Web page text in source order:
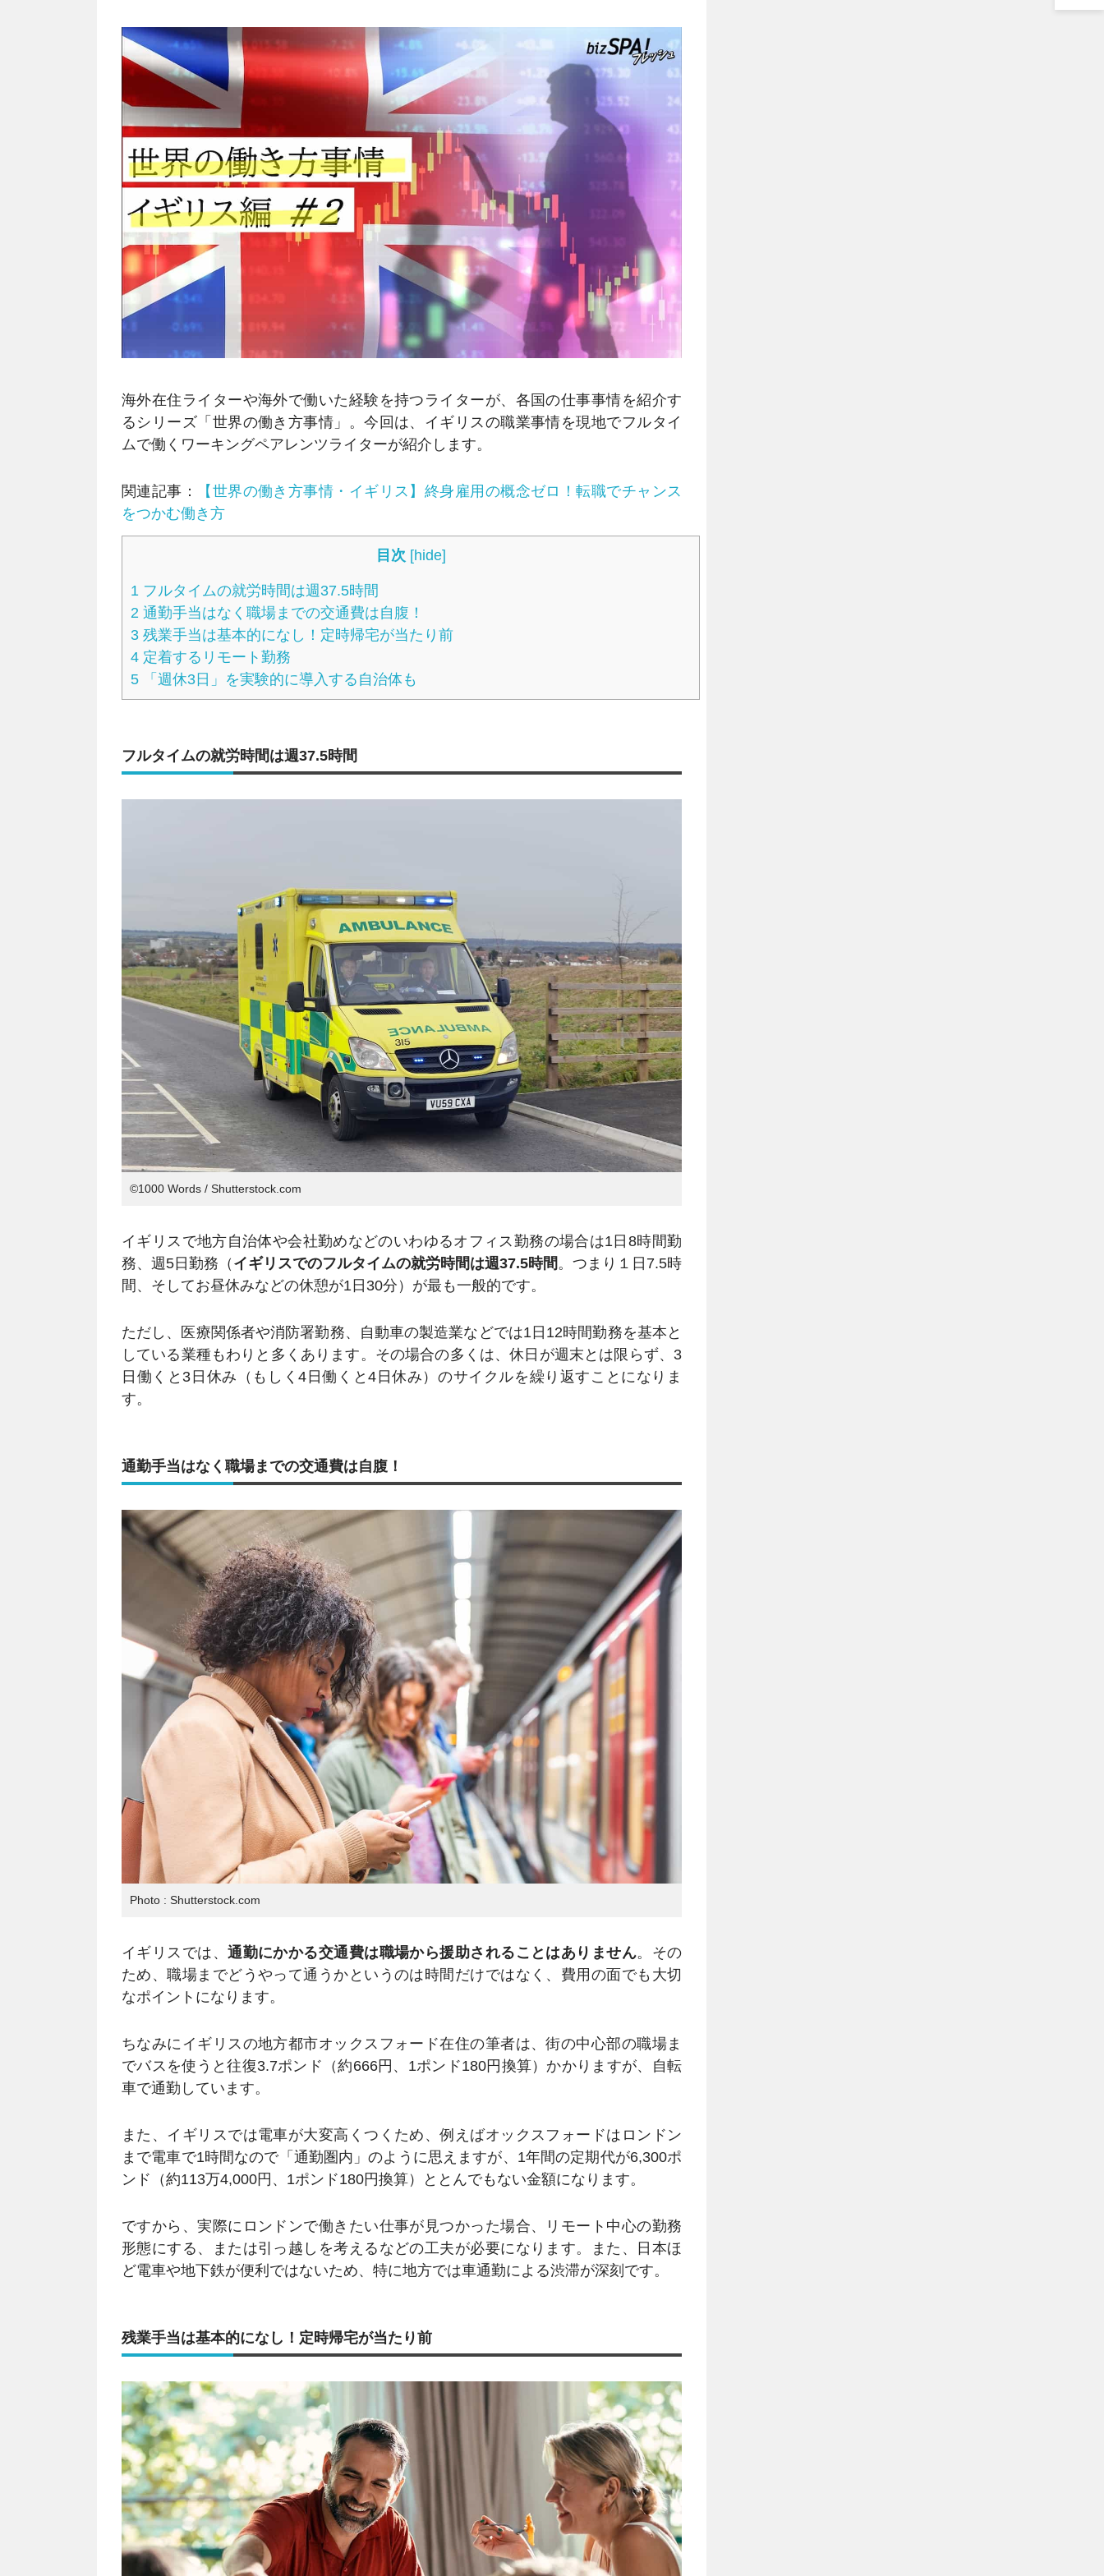
海外在住ライターや海外で働いた経験を持つライターが、各国の仕事事情を紹介す
るシリーズ「世界の働き方事情」。今回は、イギリスの職業事情を現地でフルタイ
ムで働くワーキングペアレンツライターが紹介します。
関連記事：
【世界の働き方事情・イギリス】終身雇用の概念ゼロ！転職でチャンス
をつかむ働き方
目次 [hide]
1 フルタイムの就労時間は週37.5時間
2 通勤手当はなく職場までの交通費は自腹！
3 残業手当は基本的になし！定時帰宅が当たり前
4 定着するリモート勤務
5 「週休3日」を実験的に導入する自治体も
フルタイムの就労時間は週37.5時間
©️1000 Words / Shutterstock.com
イギリスで地方自治体や会社勤めなどのいわゆるオフィス勤務の場合は1日8時間勤
務、週5日勤務（ イギリスでのフルタイムの就労時間は週37.5時間。つまり１日7.5時
間、そしてお昼休みなどの休憩が1日30分）が最も一般的です。
ただし、医療関係者や消防署勤務、自動車の製造業などでは1日12時間勤務を基本と
している業種もわりと多くあります。その場合の多くは、休日が週末とは限らず、3
日働くと3日休み（もしく4日働くと4日休み）のサイクルを繰り返すことになりま
す。
通勤手当はなく職場までの交通費は自腹！
Photo : Shutterstock.com
イギリスでは、通勤にかかる交通費は職場から援助されることはありません。その
ため、職場までどうやって通うかというのは時間だけではなく、費用の面でも大切
なポイントになります。
ちなみにイギリスの地方都市オックスフォード在住の筆者は、街の中心部の職場ま
でバスを使うと往復3.7ポンド（約666円、1ポンド180円換算）かかりますが、自転
車で通勤しています。
また、イギリスでは電車が大変高くつくため、例えばオックスフォードはロンドン
まで電車で1時間なので「通勤圏内」のように思えますが、1年間の定期代が6,300ポ
ンド（約113万4,000円、1ポンド180円換算）ととんでもない金額になります。
ですから、実際にロンドンで働きたい仕事が見つかった場合、リモート中心の勤務
形態にする、または引っ越しを考えるなどの工夫が必要になります。また、日本ほ
ど電車や地下鉄が便利ではないため、特に地方では車通勤による渋滞が深刻です。
残業手当は基本的になし！定時帰宅が当たり前